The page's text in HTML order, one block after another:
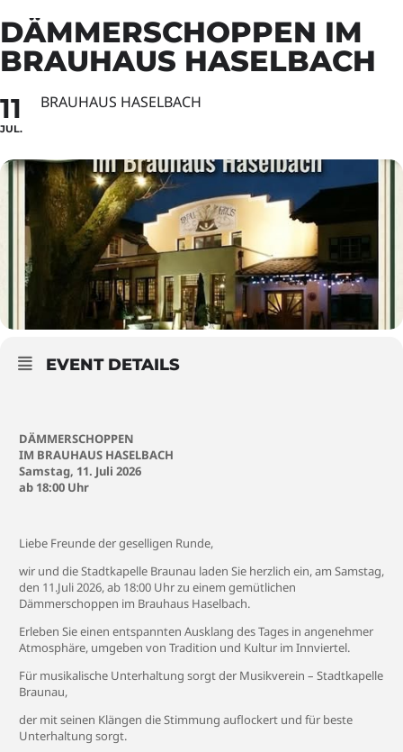
DÄMMERSCHOPPEN IM
BRAUHAUS HASELBACH
11
JUL.
BRAUHAUS HASELBACH
EVENT DETAILS
DÄMMERSCHOPPEN
IM BRAUHAUS HASELBACH
Samstag, 11. Juli 2026
ab 18:00 Uhr
Liebe Freunde der geselligen Runde,
wir und die Stadtkapelle Braunau laden Sie herzlich ein, am Samstag,
den 11.Juli 2026, ab 18:00 Uhr zu einem gemütlichen
Dämmerschoppen im Brauhaus Haselbach.
Erleben Sie einen entspannten Ausklang des Tages in angenehmer
Atmosphäre, umgeben von Tradition und Kultur im Innviertel.
Für musikalische Unterhaltung sorgt der Musikverein – Stadtkapelle
Braunau,
der mit seinen Klängen die Stimmung auflockert und für beste
Unterhaltung sorgt.